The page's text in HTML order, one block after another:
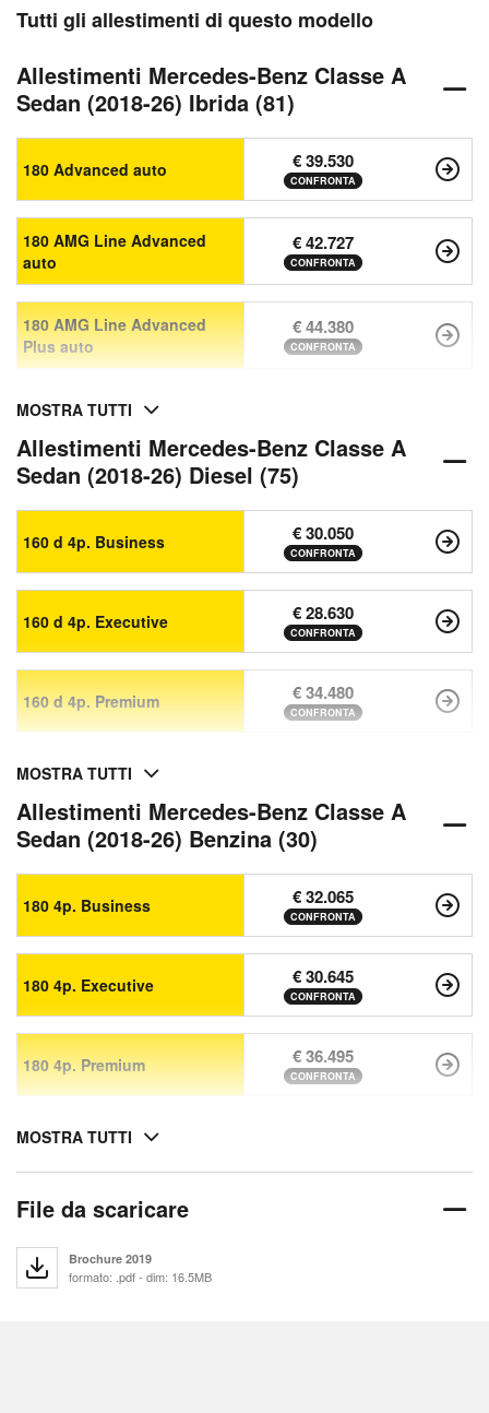
Tutti gli allestimenti di questo modello
Allestimenti Mercedes-Benz Classe A
Sedan (2018-26) Ibrida (81)
180 Advanced auto € 39.530
CONFRONTA
180 AMG Line Advanced
auto
€ 42.727
CONFRONTA
180 AMG Line Advanced
Plus auto
€ 44.380
CONFRONTA
MOSTRA TUTTI
Allestimenti Mercedes-Benz Classe A
Sedan (2018-26) Diesel (75)
160 d 4p. Business € 30.050
CONFRONTA
160 d 4p. Executive € 28.630
CONFRONTA
160 d 4p. Premium € 34.480
CONFRONTA
MOSTRA TUTTI
Allestimenti Mercedes-Benz Classe A
Sedan (2018-26) Benzina (30)
180 4p. Business € 32.065
CONFRONTA
180 4p. Executive € 30.645
CONFRONTA
180 4p. Premium € 36.495
CONFRONTA
MOSTRA TUTTI
File da scaricare
Brochure 2019
formato: .pdf - dim: 16.5MB